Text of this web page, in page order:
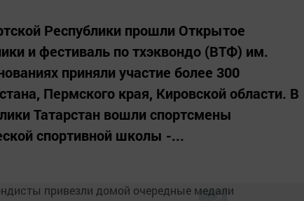
Республики прошли Открытое
и фестиваль по тхэквондо (ВТФ) им.
приняли участие более 300
Пермского края, Кировской области. В
Татарстан вошли спортсмены
спортивной школы -...